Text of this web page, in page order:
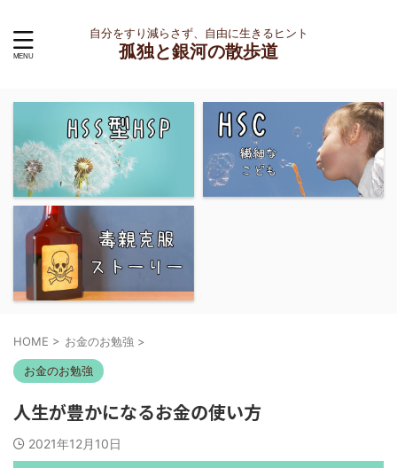
自分をすり減らさず、自由に生きるヒント
孤独と銀河の散歩道
HOME > お金のお勉強 >
お金のお勉強
人生が豊かになるお金の使い方
2021年12月10日